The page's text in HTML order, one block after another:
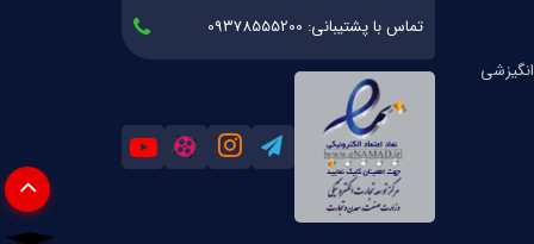
تماس با پشتیبانی: 09378555200